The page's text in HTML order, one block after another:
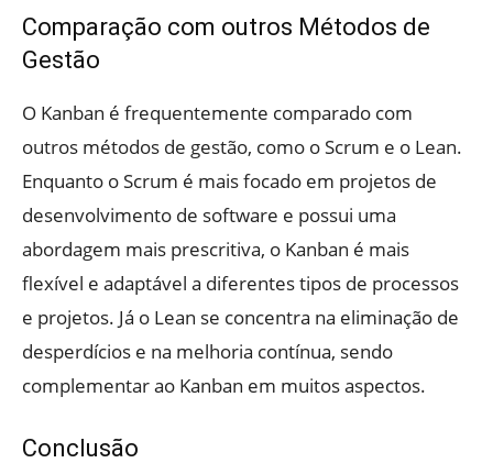
Comparação com outros Métodos de
Gestão
O Kanban é frequentemente comparado com
outros métodos de gestão, como o Scrum e o Lean.
Enquanto o Scrum é mais focado em projetos de
desenvolvimento de software e possui uma
abordagem mais prescritiva, o Kanban é mais
flexível e adaptável a diferentes tipos de processos
e projetos. Já o Lean se concentra na eliminação de
desperdícios e na melhoria contínua, sendo
complementar ao Kanban em muitos aspectos.
Conclusão